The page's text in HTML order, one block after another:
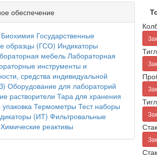
обеспечение
Биохимия Государственные
образцы (ГСО) Индикаторы
мебель Лабораторная
инструменты и
средства индивидуальной
Оборудование для лабораторий
растворители Тара для хранения
упаковка Термометры Тест наборы
(ИТ) Фильтровальные
Химические реактивы